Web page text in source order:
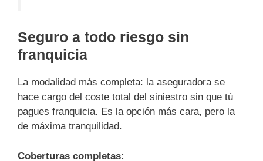
Seguro a todo riesgo sin
franquicia
La modalidad más completa: la aseguradora se
hace cargo del coste total del siniestro sin que tú
pagues franquicia. Es la opción más cara, pero la
de máxima tranquilidad.
Coberturas completas: